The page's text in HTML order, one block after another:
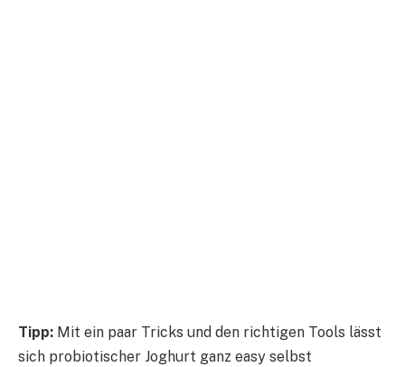
Tipp: Mit ein paar Tricks und den richtigen Tools lässt
sich probiotischer Joghurt ganz easy selbst